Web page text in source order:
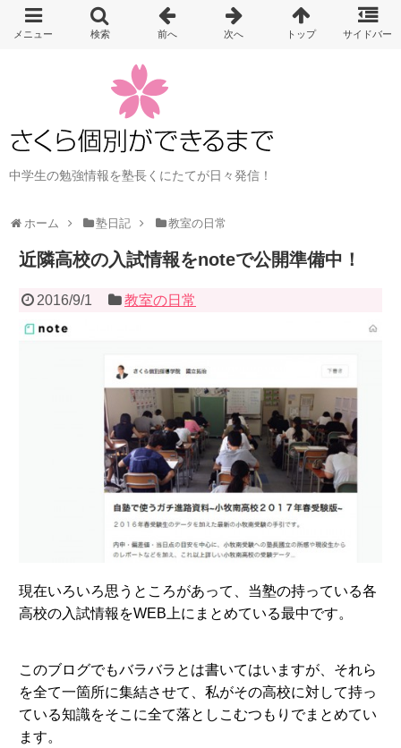
中学生の勉強情報を塾長くにたてが日々発信！
ホーム 塾日記 教室の日常
近隣高校の入試情報をnoteで公開準備中！
2016/9/1 教室の日常
現在いろいろ思うところがあって、当塾の持っている各
高校の入試情報をWEB上にまとめている最中です。
このブログでもバラバラとは書いてはいますが、それら
を全て一箇所に集結させて、私がその高校に対して持っ
ている知識をそこに全て落としこむつもりでまとめてい
ます。